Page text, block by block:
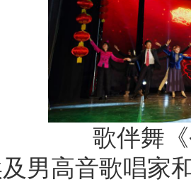
歌伴舞
男高音歌唱家